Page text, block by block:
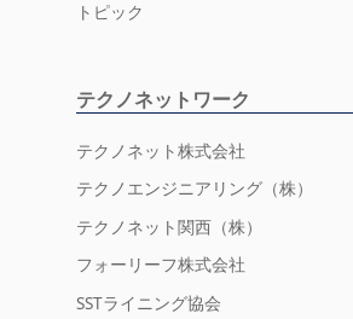
トピック
テクノネットワーク
テクノネット株式会社
テクノエンジニアリング（株）
テクノネット関西（株）
フォーリーフ株式会社
SSTライニング協会